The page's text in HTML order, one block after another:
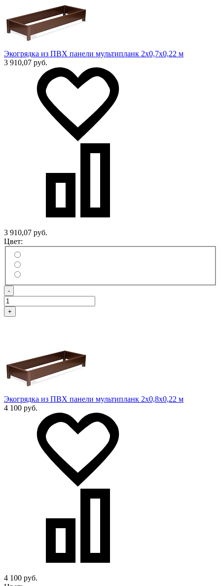
Экогрядка из ПВХ панели мультипланк 2х0,7х0,22 м
3 910,07 руб.
3 910,07 руб.
Цвет:
-
+
Экогрядка из ПВХ панели мультипланк 2х0,8х0,22 м
4 100 руб.
4 100 руб.